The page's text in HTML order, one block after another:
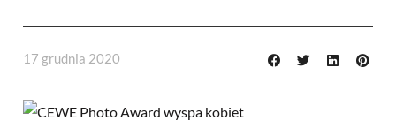
17 grudnia 2020